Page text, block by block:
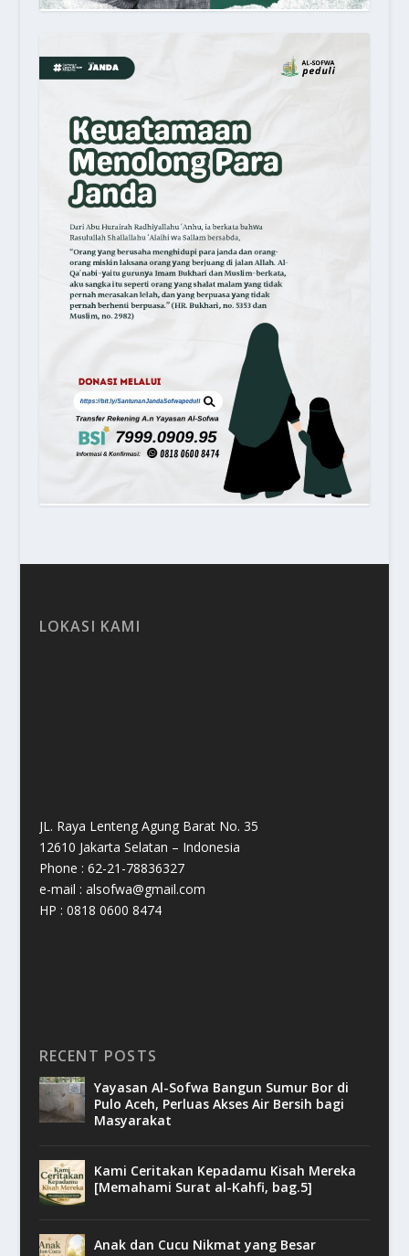
LOKASI KAMI
JL. Raya Lenteng Agung Barat No. 35
12610 Jakarta Selatan – Indonesia
Phone : 62-21-78836327
e-mail : alsofwa@gmail.com
HP : 0818 0600 8474
RECENT POSTS
Yayasan Al-Sofwa Bangun Sumur Bor di
Pulo Aceh, Perluas Akses Air Bersih bagi
Masyarakat
Kami Ceritakan Kepadamu Kisah Mereka
[Memahami Surat al-Kahfi, bag.5]
Anak dan Cucu Nikmat yang Besar